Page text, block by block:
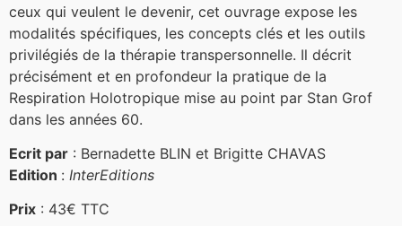
ceux qui veulent le devenir, cet ouvrage expose les
modalités spécifiques, les concepts clés et les outils
privilégiés de la thérapie transpersonnelle. Il décrit
précisément et en profondeur la pratique de la
Respiration Holotropique mise au point par Stan Grof
dans les années 60.
Ecrit par : Bernadette BLIN et Brigitte CHAVAS
Edition : InterEditions
Prix : 43€ TTC